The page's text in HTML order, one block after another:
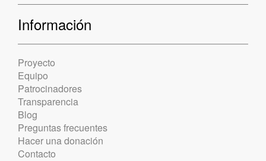
Información
Proyecto
Equipo
Patrocinadores
Transparencia
Blog
Preguntas frecuentes
Hacer una donación
Contacto